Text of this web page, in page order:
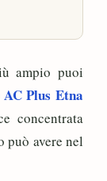
ampio puoi
Plus Etna
concentrata
può avere nel